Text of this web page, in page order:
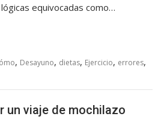
equivocadas como…
, Desayuno, dietas, Ejercicio, errores,
un viaje de mochilazo